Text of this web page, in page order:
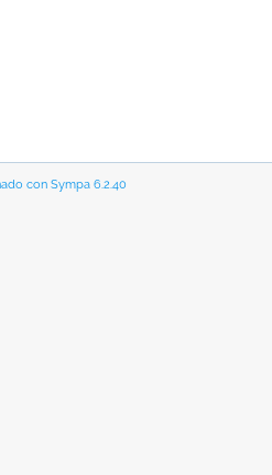
con Sympa 6.2.40